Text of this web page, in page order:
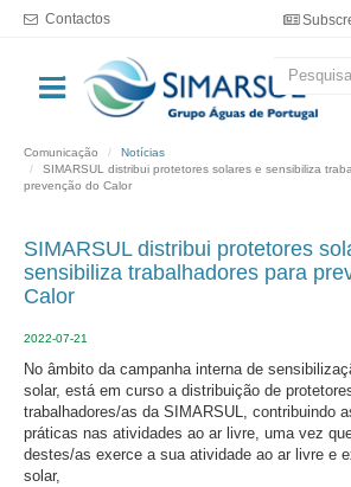
Passar
conteúdo
principal
Contactos
de
Pesquisar
Comunicação
Notícias
SIMARSUL distribui protetores solares e sensibiliza
prevenção do Calor
SIMARSUL distribui protetores
sensibiliza trabalhadores para
Calor
2022-07-21
No âmbito da campanha interna de
solar, está em curso a distribuição de
trabalhadores/as da SIMARSUL, contribuindo
práticas nas atividades ao ar livre, uma vez
destes/as exerce a sua atividade ao ar livre e
solar,